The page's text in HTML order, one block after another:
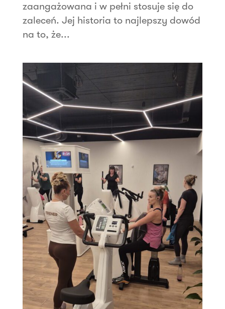
zaangażowana i w pełni stosuje się do
zaleceń. Jej historia to najlepszy dowód
na to, że...